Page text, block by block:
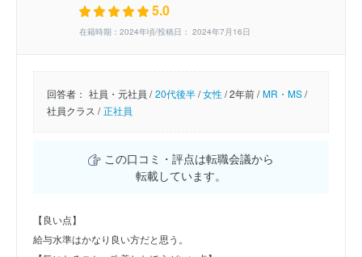
5.0
在籍時期：2024年頃/投稿日： 2024年7月16日
回答者： 社員・元社員 / 20代後半/女性/2年前 / MR・MS/
社員クラス / 正社員
この口コミ・評点は転職会議から
転載しています。
【良い点】
給与水準はかなり良い方だと思う。